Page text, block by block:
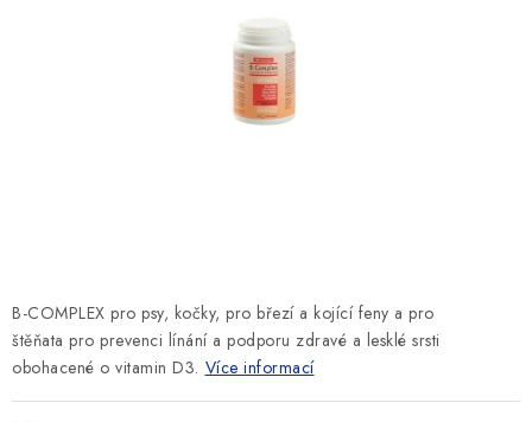
KRÁLÍCI/HLODAVCI/PTÁCI
B-COMPLEX pro psy, kočky, pro březí a kojící feny a pro
štěňata pro prevenci línání a podporu zdravé a lesklé srsti
obohacené o vitamin D3. Více informací